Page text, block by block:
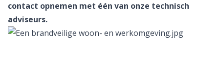
contact opnemen met één van onze technisch
adviseurs.